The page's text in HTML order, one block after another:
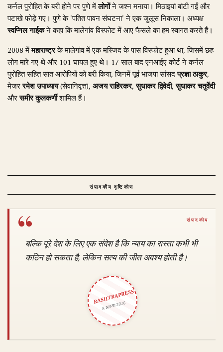
कर्नल पुरोहित के बरी होने पर पुणे मेंलोगोंने जश्न मनाया। मिठाइयां बांटी गईं और
पटाखे फोड़े गए। पुणे के 'पतित पावन संघटना' ने एक जुलूस निकाला। अध्यक्ष
स्वप्निल नाईकने कहा कि मालेगांव विस्फोट में आए फैसले का हम स्वागत करते हैं।
2008 मेंमहाराष्ट्रके मालेगांव में एक मस्जिद के पास विस्फोट हुआ था, जिसमें छह
लोग मारे गए थे और 101 घायल हुए थे। 17 साल बाद एनआईए कोर्ट ने कर्नल
पुरोहित सहित सात आरोपियों को बरी किया, जिनमें पूर्व भाजपा सांसदप्रज्ञा ठाकुर,
मेजररमेश उपाध्याय(सेवानिवृत्त), अजय राहिरकर,सुधाकर द्विवेदी,सुधाकर चतुर्वेदी
औरसमीर कुलकर्णीशामिल हैं।
संपादकीय दृष्टिकोण
बल्कि पूरे देश के लिए एक संदेश है कि न्याय का रास्ता कभी भी
कठिन हो सकता है, लेकिन सत्य की जीत अवश्य होती है।
RASHTRAPRESS
8 अगस्त 2026